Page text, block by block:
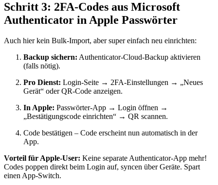
Schritt 3: 2FA-Codes aus Microsoft
Authenticator in Apple Passwörter
Auch hier kein Bulk-Import, aber super einfach neu einrichten:
Backup sichern: Authenticator-Cloud-Backup aktivieren
(falls nötig).
Pro Dienst: Login-Seite → 2FA-Einstellungen → „Neues
Gerät“ oder QR-Code anzeigen.
In Apple: Passwörter-App → Login öffnen →
„Bestätigungscode einrichten“ → QR scannen.
Code bestätigen – Code erscheint nun automatisch in der
App.
Vorteil für Apple-User: Keine separate Authenticator-App mehr!
Codes poppen direkt beim Login auf, syncen über Geräte. Spart
einen App-Switch.